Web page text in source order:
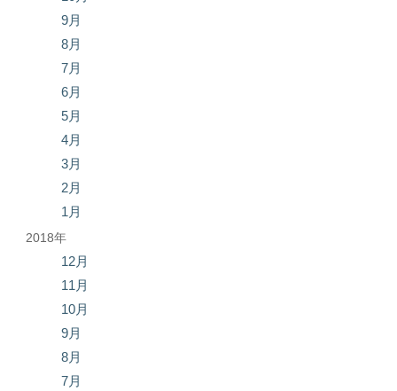
9月
8月
7月
6月
5月
4月
3月
2月
1月
2018年
12月
11月
10月
9月
8月
7月